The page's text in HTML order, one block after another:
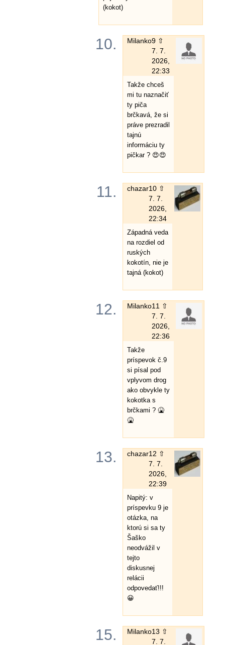
(kokot)
10. Milanko9 ⇧
7. 7.
2026,
22:33
Takže chceš
mi tu naznačiť
ty piča
brčkavá, že si
práve prezradil
tajnú
informáciu ty
pičkar ? 😍😍
11. chazar10 ⇧
7. 7.
2026,
22:34
Západná veda
na rozdiel od
ruských
kokotín, nie je
tajná (kokot)
12. Milanko11 ⇧
7. 7.
2026,
22:36
Takže
príspevok č.9
si písal pod
vplyvom drog
ako obvykle ty
kokotka s
brčkami ? 🤮
🤮
13. chazar12 ⇧
7. 7.
2026,
22:39
Napitý: v
príspevku 9 je
otázka, na
ktorú si sa ty
Šaško
neodvážil v
tejto
diskusnej
relácii
odpovedať!!!
😀
15. Milanko13 ⇧
7. 7.